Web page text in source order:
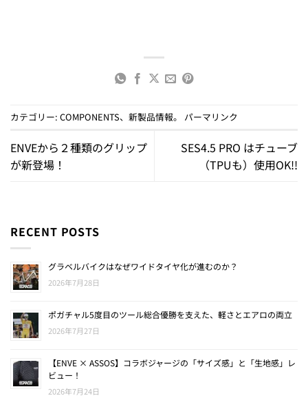
カテゴリー: COMPONENTS、 新製品情報。 パーマリンク
ENVEから２種類のグリップ
が新登場！
SES4.5 PRO はチューブ
（TPUも）使用OK!!
RECENT POSTS
グラベルバイクはなぜワイドタイヤ化が進むのか？
2026年7月28日
ポガチャル5度目のツール総合優勝を支えた、軽さとエアロの両立
2026年7月27日
【ENVE × ASSOS】コラボジャージの「サイズ感」と「生地感」レ
ビュー！
2026年7月24日